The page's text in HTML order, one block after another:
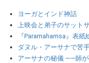
ヨーガとインド神話
上映会と弟子のサット
『Paramahamsa』表
ダヌル・アーサナで苦
アーサナの秘儀 ――師